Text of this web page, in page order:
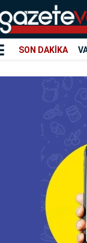
SON DAKİKA